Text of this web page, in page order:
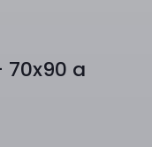
70x90 a